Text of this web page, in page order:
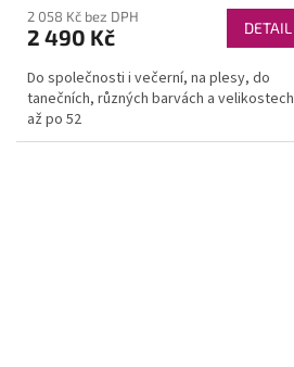
2 058 Kč bez DPH
2 490 Kč DETAIL
Do společnosti i večerní, na plesy, do
tanečních, různých barvách a velikostech
až po 52